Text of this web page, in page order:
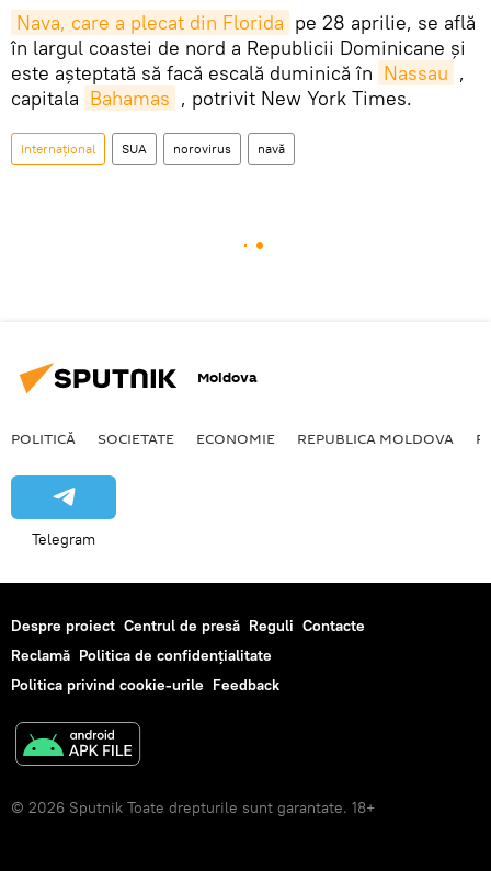
Nava, care a plecat din Florida pe 28 aprilie, se află
în largul coastei de nord a Republicii Dominicane și
este așteptată să facă escală duminică în Nassau ,
capitala Bahamas , potrivit New York Times.
Internațional SUA norovirus navă
Moldova
POLITICĂ SOCIETATE ECONOMIE REPUBLICA MOLDOVA
Telegram
Despre proiect Centrul de presă Reguli Contacte
Reclamă Politica de confidențialitate
Politica privind cookie-urile Feedback
© 2026 Sputnik Toate drepturile sunt garantate. 18+